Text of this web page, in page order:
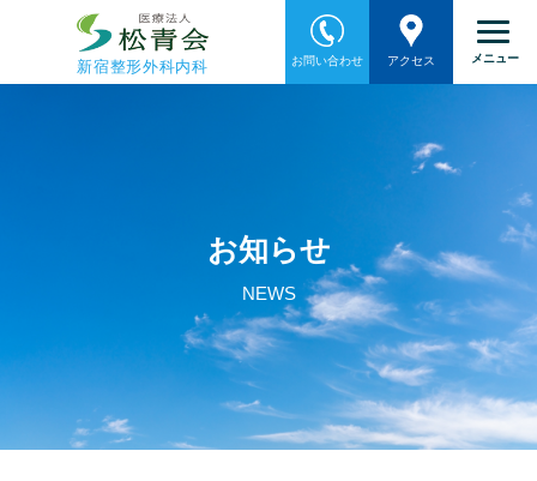
新宿整形外科内科 お問い合わせ アクセス メニュー
お知らせ
NEWS